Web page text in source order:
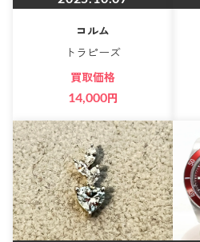
コルム
トラピーズ
買取価格
14,000円